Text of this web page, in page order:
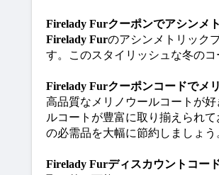
Firelady Furクーポンでアシンメ
Firelady Furのアシンメトリック
す。このスタイリッシュな冬のコ
Firelady Furクーポンコードでメ
高品質なメリノウールコートが好
ルコートが豊富に取り揃えられ
の必需品を大幅に節約しましょう
Firelady Furディスカウントコー